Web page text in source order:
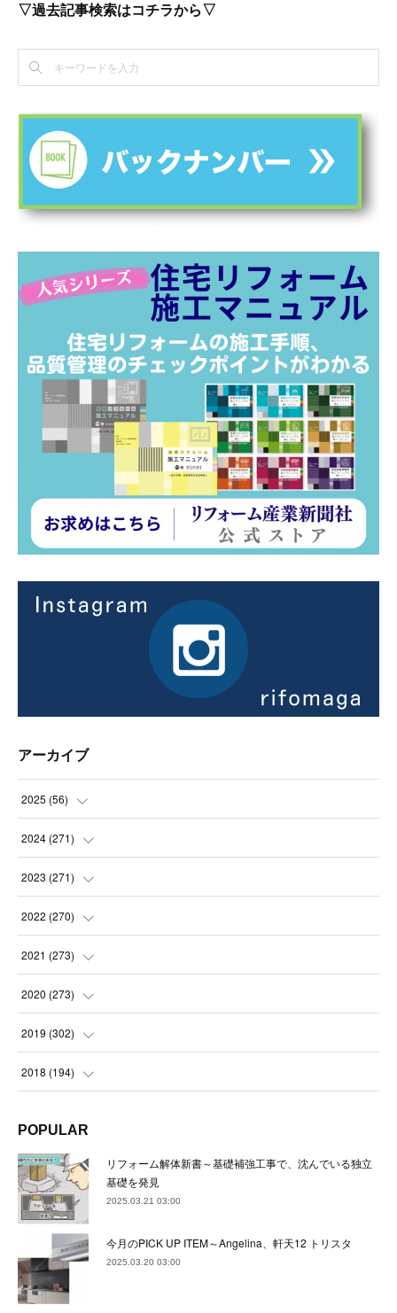
▽過去記事検索はコチラから▽
アーカイブ
2025 (56)
(14
(21
(21
2024 (271)
(21
(22
(23
(22
(24)
22)
(22)
(22)
(25
2023 (271)
(22
(23
(23
(21
(23 )
(24
(21
(24)
(21
2022 (270)
(23
(23
(22
(23
(22 )
(23
(23
(22)
(24
2021 (273)
(24
(23
(22
(23)
(23
(22)
(23
2020 (273)
(24
(22
(22)
(24
(24)
(23
2019 (302)
(23
(22)
(21)
(27)
(22
2018 (194)
(17)
(32)
(36)
(30
POPULAR
リフォーム解体新書～基礎補強工事で、沈んでいる独立
基礎を発見
2025.03.21 03:00
今月のPICK UP ITEM～Angelina、軒天12 トリスタ
2025.03.20 03:00